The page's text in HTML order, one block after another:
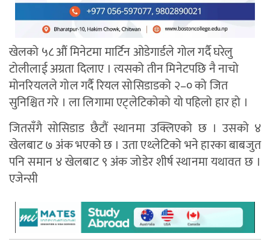
खेलको ५८ औं मिनेटमा मार्टिन ओडेगार्डले गोल गर्दै घरेलु
टोलीलाई अग्रता दिलाए । त्यसको तीन मिनेटपछि नै नाचो
मोनरियलले गोल गर्दै रियल सोसिडाडको २–० को जित
सुनिश्चित गरे । ला लिगामा एट्लेटिकोको यो पहिलो हार हो ।
जितसँगै सोसिडाड छैटौं स्थानमा उक्लिएको छ । उसको ४
खेलबाट ७ अंक भएको छ । उता एथ्लेटिको भने हारका बाबजुत
पनि समान ४ खेलबाट ९ अंक जोडेर शीर्ष स्थानमा यथावत छ ।
एजेन्सी